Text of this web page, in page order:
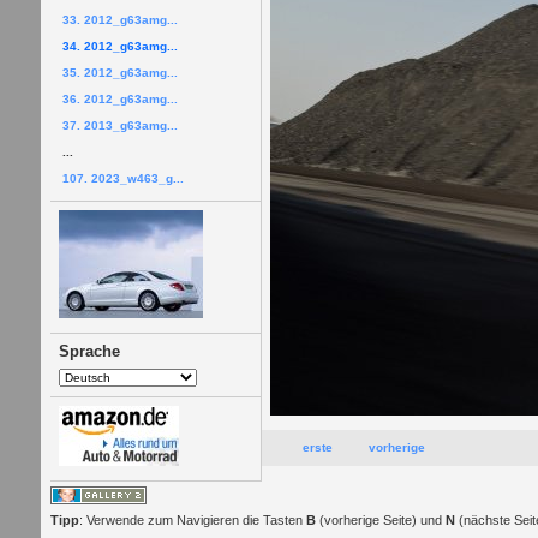
33. 2012_g63amg...
34. 2012_g63amg...
35. 2012_g63amg...
36. 2012_g63amg...
37. 2013_g63amg...
107. 2023_w463_g...
Sprache
erste vorherige
Tipp: Verwende zum Navigieren die Tasten B(vorherige Seite) und N(nächste